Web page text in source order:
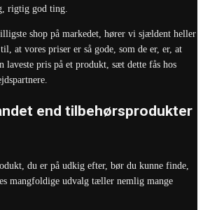
rigtig god ting.
shop på markedet, hører vi sjældent heller
at vores priser er så gode, som de er, er, at
laveste pris på et produkt, sæt dette fås hos
end tilbehørsprodukter
du er på udkig efter, bør du kunne finde,
mangfoldige udvalg tæller nemlig mange